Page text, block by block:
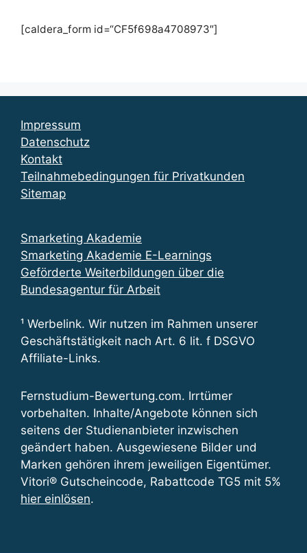
[caldera_form id=“CF5f698a4708973″]
Impressum
Datenschutz
Kontakt
Teilnahmebedingungen für Privatkunden
Sitemap
Smarketing Akademie
Smarketing Akademie E-Learnings
Geförderte Weiterbildungen über die
Bundesagentur für Arbeit
¹ Werbelink. Wir nutzen im Rahmen unserer
Geschäftstätigkeit nach Art. 6 lit. f DSGVO
Affiliate-Links.
Fernstudium-Bewertung.com. Irrtümer
vorbehalten. Inhalte/Angebote können sich
seitens der Studienanbieter inzwischen
geändert haben. Ausgewiesene Bilder und
Marken gehören ihrem jeweiligen Eigentümer.
Vitori® Gutscheincode, Rabattcode TG5 mit 5%
hier einlösen.